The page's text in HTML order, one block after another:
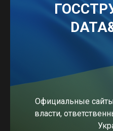
Официальные
власти,